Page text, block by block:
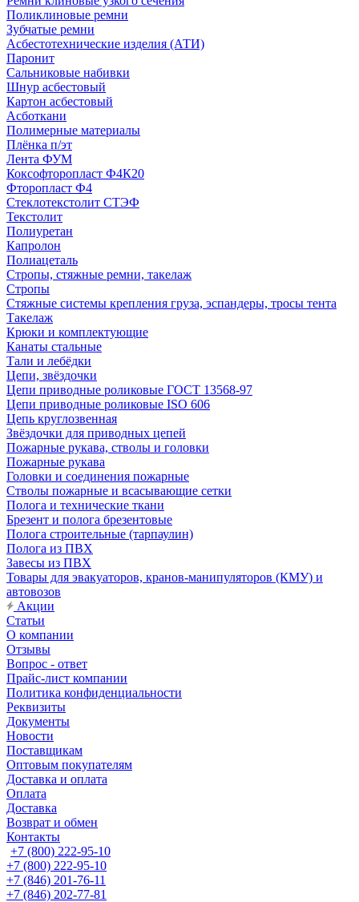
Поликлиновые ремни
Зубчатые ремни
Асбестотехнические изделия (АТИ)
Паронит
Сальниковые набивки
Шнур асбестовый
Картон асбестовый
Асботкани
Полимерные материалы
Плёнка п/эт
Лента ФУМ
Коксофторопласт Ф4К20
Фторопласт Ф4
Стеклотекстолит СТЭФ
Текстолит
Полиуретан
Капролон
Полиацеталь
Стропы, стяжные ремни, такелаж
Стропы
Стяжные системы крепления груза, эспандеры, тросы тента
Такелаж
Крюки и комплектующие
Канаты стальные
Тали и лебёдки
Цепи, звёздочки
Цепи приводные роликовые ГОСТ 13568-97
Цепи приводные роликовые ISO 606
Цепь круглозвенная
Звёздочки для приводных цепей
Пожарные рукава, стволы и головки
Пожарные рукава
Головки и соединения пожарные
Стволы пожарные и всасывающие сетки
Полога и технические ткани
Брезент и полога брезентовые
Полога строительные (тарпаулин)
Полога из ПВХ
Завесы из ПВХ
Товары для эвакуаторов, кранов-манипуляторов (КМУ) и
автовозов
Акции
Статьи
О компании
Отзывы
Вопрос - ответ
Прайс-лист компании
Политика конфиденциальности
Реквизиты
Документы
Новости
Поставщикам
Оптовым покупателям
Доставка и оплата
Оплата
Доставка
Возврат и обмен
Контакты
+7 (800) 222-95-10
+7 (800) 222-95-10
+7 (846) 201-76-11
+7 (846) 202-77-81